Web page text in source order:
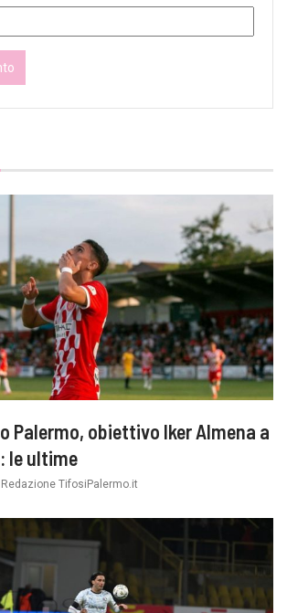
Palermo, obiettivo Iker Almena a
le ultime
Redazione TifosiPalermo.it